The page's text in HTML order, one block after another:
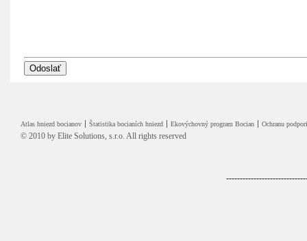
Atlas hniezd bocianov Štatistika bocianích hniezd Ekovýchovný program Bocian Ochranu
© 2010 by Elite Solutions, s.r.o. All rights reserved